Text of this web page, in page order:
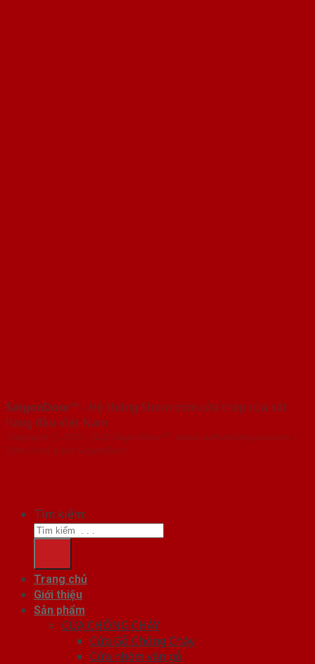
SaigonDoor™ - Hệ thống Showroom cửa thép cửa sắt
hàng đầu Việt Nam
Copyright ⓒ 2016 – 2026 SaigonDoor™ - www.cuathephanquoc.com |
Đơn vị chủ quản SaigonDoor
Tìm kiếm:
Trang chủ
Giới thiệu
Sản phẩm
CỬA CHỐNG CHÁY
Cửa Gỗ Chống Cháy
Cửa nhôm vân gỗ